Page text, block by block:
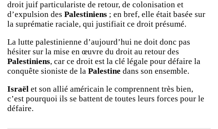
droit juif particulariste de retour, de colonisation et
d’expulsion des Palestiniens ; en bref, elle était basée sur
la suprématie raciale, qui justifiait ce droit présumé.
La lutte palestinienne d’aujourd’hui ne doit donc pas
hésiter sur la mise en œuvre du droit au retour des
Palestiniens, car ce droit est la clé légale pour défaire la
conquête sioniste de la Palestine dans son ensemble.
Israël et son allié américain le comprennent très bien,
c’est pourquoi ils se battent de toutes leurs forces pour le
défaire.